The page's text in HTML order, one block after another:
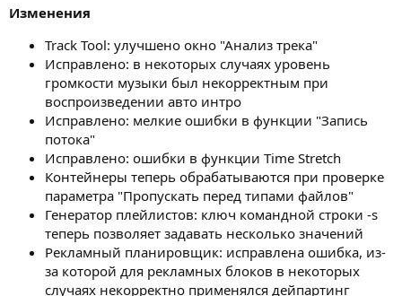
Изменения
Track Tool: улучшено окно "Анализ трека"
Исправлено: в некоторых случаях уровень
громкости музыки был некорректным при
воспроизведении авто интро
Исправлено: мелкие ошибки в функции "Запись
потока"
Исправлено: ошибки в функции Time Stretch
Контейнеры теперь обрабатываются при проверке
параметра "Пропускать перед типами файлов"
Генератор плейлистов: ключ командной строки -s
теперь позволяет задавать несколько значений
Рекламный планировщик: исправлена ошибка, из-
за которой для рекламных блоков в некоторых
случаях некорректно применялся дейпартинг